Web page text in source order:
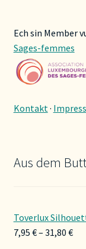
Ech sin Member
Sages-femmes
Kontakt·
Aus dem
Toverlux
7,95 €– 31,80 €